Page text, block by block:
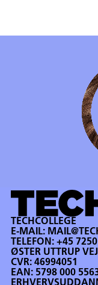
TECHCOLLEGE
E-MAIL:
TELEFON:+45
ØSTER UTTRUP
CVR: 46994051
EAN: 5798 000